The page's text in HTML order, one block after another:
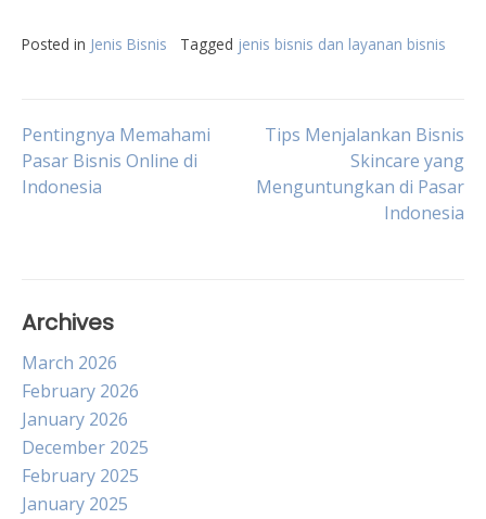
Posted in Jenis Bisnis Tagged jenis bisnis dan layanan bisnis
Post
navigation
Pentingnya Memahami
Pasar Bisnis Online di
Indonesia
Tips Menjalankan Bisnis
Skincare yang
Menguntungkan di Pasar
Indonesia
Archives
March 2026
February 2026
January 2026
December 2025
February 2025
January 2025